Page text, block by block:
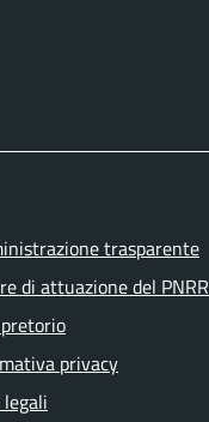
trasparente
di attuazione del PNRR
privacy